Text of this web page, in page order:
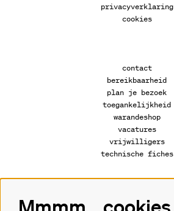
privacyverklaring
cookies
contact
bereikbaarheid
plan je bezoek
toegankelijkheid
warandeshop
vacatures
vrijwilligers
technische fiches
Volg ons
Mmmm... cookies